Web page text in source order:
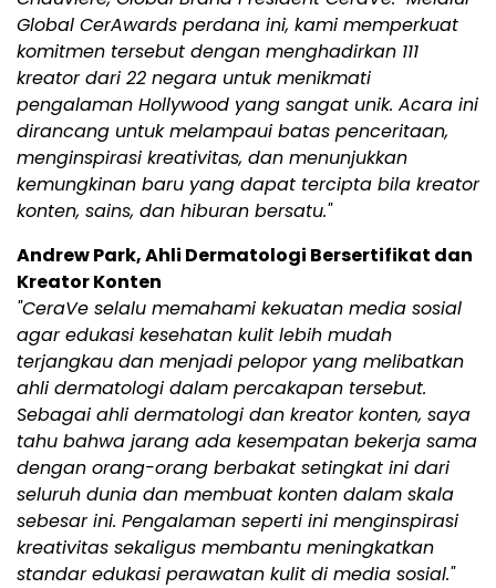
Global CerAwards perdana ini, kami memperkuat
komitmen tersebut dengan menghadirkan 111
kreator dari 22 negara untuk menikmati
pengalaman Hollywood yang sangat unik. Acara ini
dirancang untuk melampaui batas penceritaan,
menginspirasi kreativitas, dan menunjukkan
kemungkinan baru yang dapat tercipta bila kreator
konten, sains, dan hiburan bersatu."
Andrew Park, Ahli Dermatologi Bersertifikat dan
Kreator Konten
"CeraVe selalu memahami kekuatan media sosial
agar edukasi kesehatan kulit lebih mudah
terjangkau dan menjadi pelopor yang melibatkan
ahli dermatologi dalam percakapan tersebut.
Sebagai ahli dermatologi dan kreator konten, saya
tahu bahwa jarang ada kesempatan bekerja sama
dengan orang-orang berbakat setingkat ini dari
seluruh dunia dan membuat konten dalam skala
sebesar ini. Pengalaman seperti ini menginspirasi
kreativitas sekaligus membantu meningkatkan
standar edukasi perawatan kulit di media sosial."